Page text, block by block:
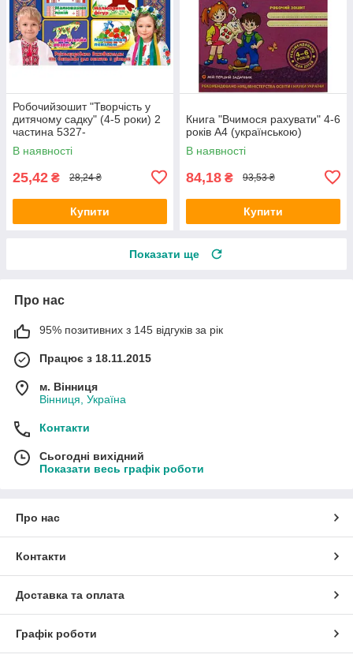
Робочийзошит "Творчість у
дитячому садку" (4-5 роки) 2
частина 5327-
1813512113106У
(українською) Ранок (топ-1)
В наявності
25,42 ₴ 28,24 ₴
Купити
Книга "Вчимося рахувати" 4-6
років А4 (українською)
В наявності
84,18 ₴ 93,53 ₴
Купити
Показати ще
Про нас
95% позитивних з 145 відгуків за рік
Працює з 18.11.2015
м. Вінниця
Вінниця, Україна
Контакти
Сьогодні вихідний
Показати весь графік роботи
Про нас
Контакти
Доставка та оплата
Графік роботи